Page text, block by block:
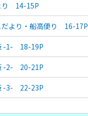
り 14-15P
だより・船高便り 16-17P
-1- 18-19P
-2- 20-21P
-3- 22-23P